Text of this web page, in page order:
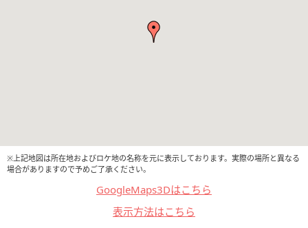
※上記地図は所在地およびロケ地の名称を元に表示しております。実際の場所と異なる
場合がありますので予めご了承ください。
GoogleMaps3Dはこちら
表示方法はこちら